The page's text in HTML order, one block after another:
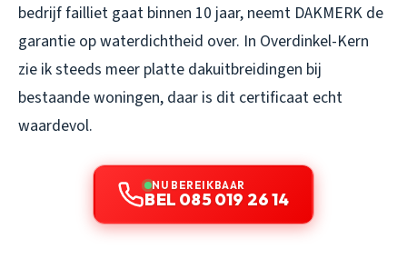
bedrijf failliet gaat binnen 10 jaar, neemt DAKMERK de
garantie op waterdichtheid over. In Overdinkel-Kern
zie ik steeds meer platte dakuitbreidingen bij
bestaande woningen, daar is dit certificaat echt
waardevol.
NU BEREIKBAAR
BEL 085 019 26 14